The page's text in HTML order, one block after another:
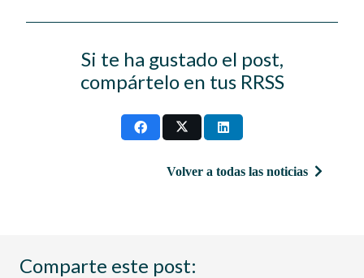
Si te ha gustado el post,
compártelo en tus RRSS
Volver a todas las noticias
Comparte este post: